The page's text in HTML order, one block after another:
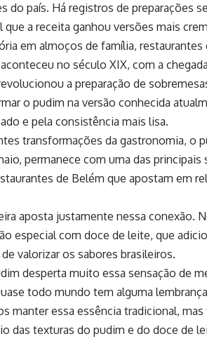
do país. Há registros de preparações
a receita ganhou versões mais
em almoços de família, restaurantes
no século XIX, com a
a preparação de
o pudim na versão conhecida
e pela consistência mais lisa.
transformações da gastronomia, o
permanece com uma das principais
de Belém que apostam em
aposta justamente nessa conexão.
especial com doce de leite, que
valorizar os sabores brasileiros.
desperta muito essa sensação de
todo mundo tem alguma
manter essa essência tradicional,
das texturas do pudim e do doce de